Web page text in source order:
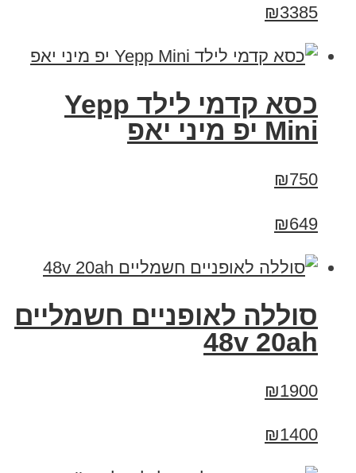
₪3385
כסא קדמי לילד Yepp
Mini יפ מיני יאפ
₪750
₪649
סוללה לאופניים חשמליים
48v 20ah
₪1900
₪1400